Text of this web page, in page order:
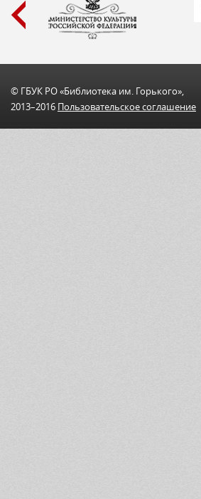
© ГБУК РО «Библиотека им. Горького»,
2013–2016 Пользовательскоe соглашениe